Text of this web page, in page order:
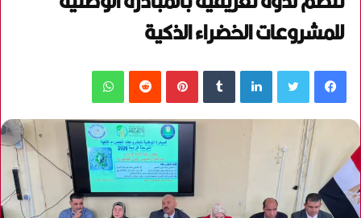
للمشروعات الخضراء الذكية
فيسبوك لينكدإن بينتيريست